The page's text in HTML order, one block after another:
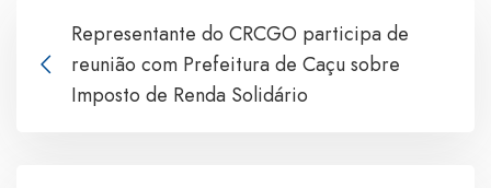
Representante do CRCGO participa de
reunião com Prefeitura de Caçu sobre
Imposto de Renda Solidário